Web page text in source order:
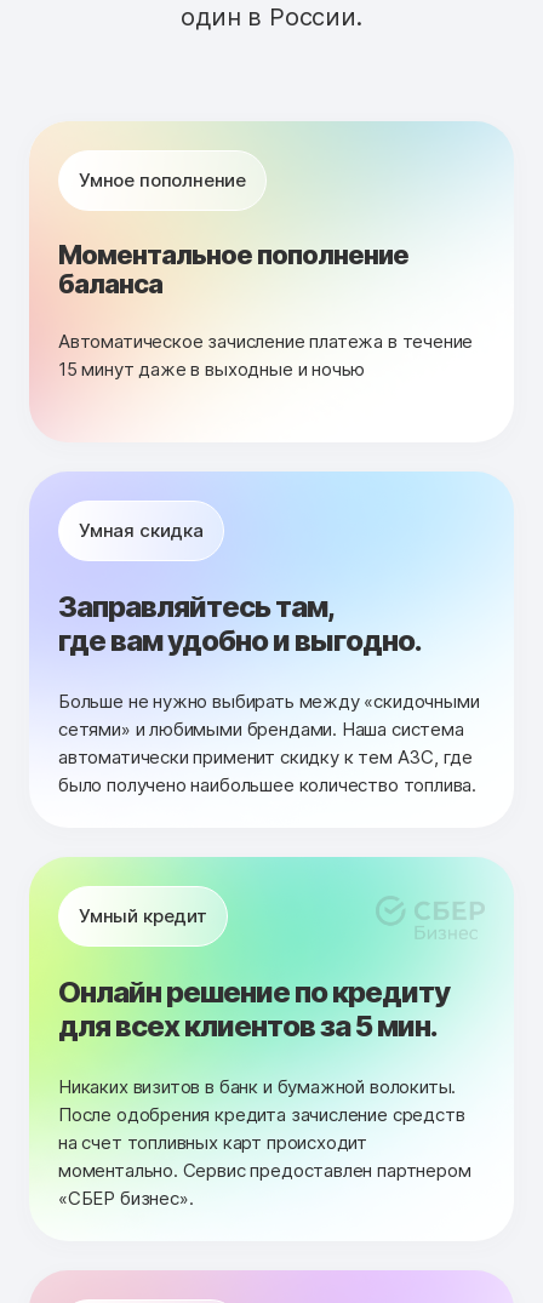
один в России.
Умное пополнение
Моментальное пополнение
баланса
Автоматическое зачисление платежа в течение
15 минут даже в выходные и ночью
Умная скидка
Заправляйтесь там,
где вам удобно и выгодно.
Больше не нужно выбирать между «скидочными
сетями» и любимыми брендами. Наша система
автоматически применит скидку к тем АЗС, где
было получено наибольшее количество топлива.
Умный кредит
Онлайн решение по кредиту
для всех клиентов за 5 мин.
Никаких визитов в банк и бумажной волокиты.
После одобрения кредита зачисление средств
на счет топливных карт происходит
моментально. Сервис предоставлен партнером
«СБЕР бизнес».